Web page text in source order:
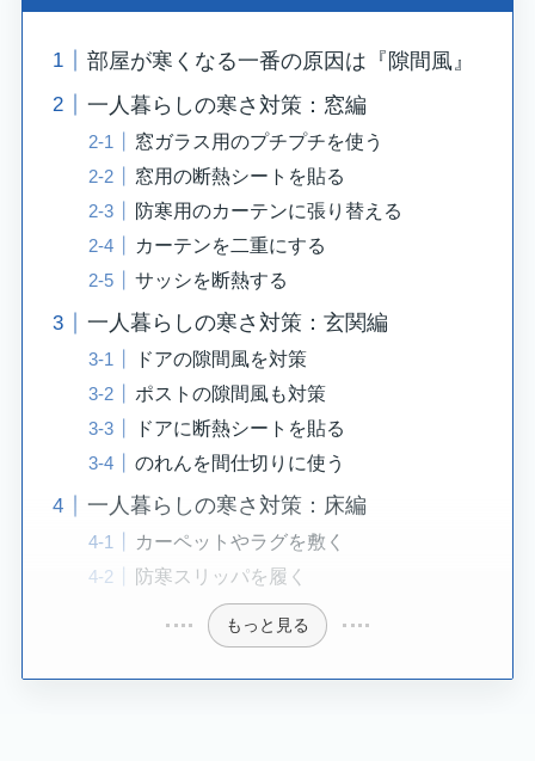
部屋が寒くなる一番の原因は『隙間風』
一人暮らしの寒さ対策：窓編
窓ガラス用のプチプチを使う
窓用の断熱シートを貼る
防寒用のカーテンに張り替える
カーテンを二重にする
サッシを断熱する
一人暮らしの寒さ対策：玄関編
ドアの隙間風を対策
ポストの隙間風も対策
ドアに断熱シートを貼る
のれんを間仕切りに使う
一人暮らしの寒さ対策：床編
カーペットやラグを敷く
防寒スリッパを履く
もっと見る